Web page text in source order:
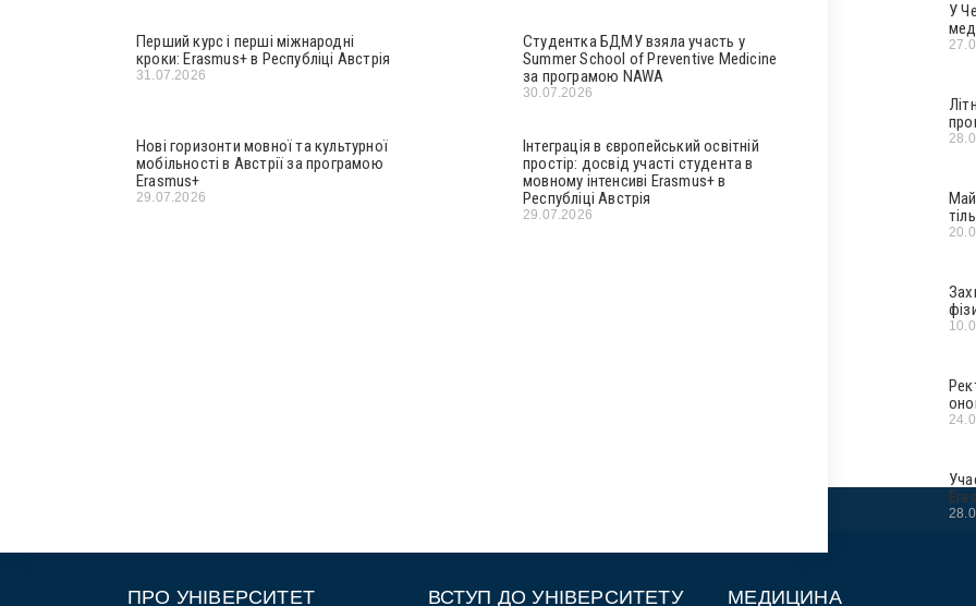
Перший курс і перші міжнародні
кроки: Erasmus+ в Республіці Австрія
31.07.2026
Студентка БДМУ взяла участь у
Summer School of Preventive Medicine
за програмою NAWA
30.07.2026
Нові горизонти мовної та культурної
мобільності в Австрії за програмою
Erasmus+
29.07.2026
Інтеграція в європейський освітній
простір: досвід участі студента в
мовному інтенсиві Erasmus+ в
Республіці Австрія
29.07.2026
У
ПРО УНІВЕРСИТЕТ ВСТУП ДО УНІВЕРСИТЕТУ МЕДИЦИНА